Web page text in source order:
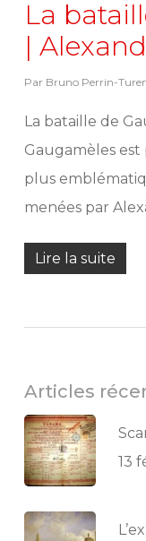
La
|
Par Bruno Perrin-
La bataille de
Gaugamèles
plus
menées par
Lire la suite
Articles
13